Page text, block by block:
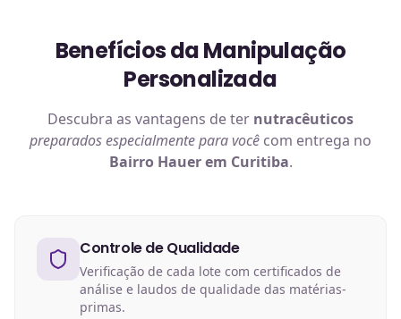
Benefícios da Manipulação
Personalizada
Descubra as vantagens de ter nutracêuticos
preparados especialmente para você com entrega no
Bairro Hauer em Curitiba.
Controle de Qualidade
Verificação de cada lote com certificados de
análise e laudos de qualidade das matérias-
primas.